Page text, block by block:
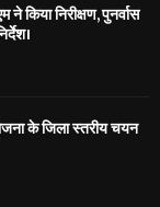
ने किया निरीक्षण, पुनर्वास
के जिला स्तरीय चयन